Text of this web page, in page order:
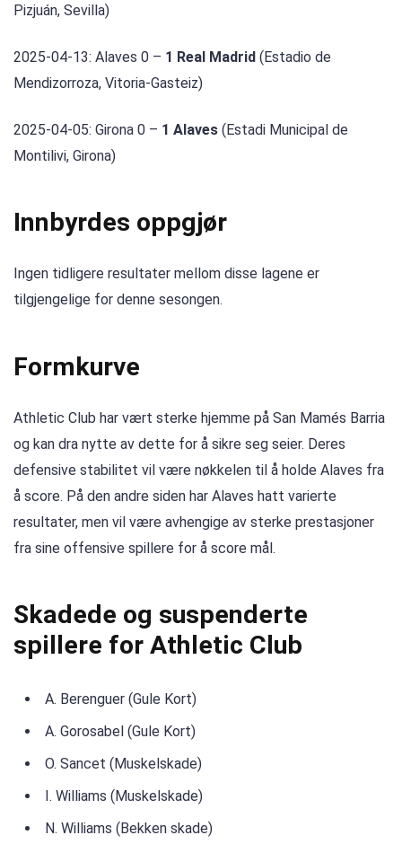
Pizjuán, Sevilla)
2025-04-13: Alaves 0 – 1 Real Madrid (Estadio de
Mendizorroza, Vitoria-Gasteiz)
2025-04-05: Girona 0 – 1 Alaves (Estadi Municipal de
Montilivi, Girona)
Innbyrdes oppgjør
Ingen tidligere resultater mellom disse lagene er
tilgjengelige for denne sesongen.
Formkurve
Athletic Club har vært sterke hjemme på San Mamés Barria
og kan dra nytte av dette for å sikre seg seier. Deres
defensive stabilitet vil være nøkkelen til å holde Alaves fra
å score. På den andre siden har Alaves hatt varierte
resultater, men vil være avhengige av sterke prestasjoner
fra sine offensive spillere for å score mål.
Skadede og suspenderte
spillere for Athletic Club
A. Berenguer (Gule Kort)
A. Gorosabel (Gule Kort)
O. Sancet (Muskelskade)
I. Williams (Muskelskade)
N. Williams (Bekken skade)